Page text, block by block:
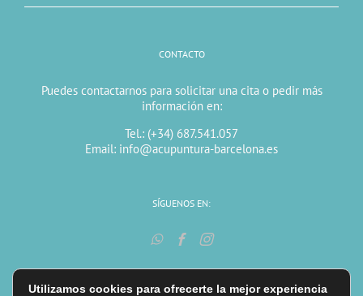
CONTACTO
Puedes contactarnos para solicitar una cita o pedir más
información en:
Tel.: (+34) 687.541.057
Email: info@acupuntura-barcelona.es
SÍGUENOS EN:
Utilizamos cookies para ofrecerte la mejor experiencia